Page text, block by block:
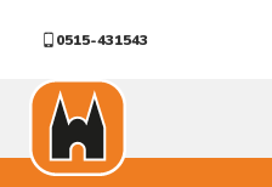
0515-431543